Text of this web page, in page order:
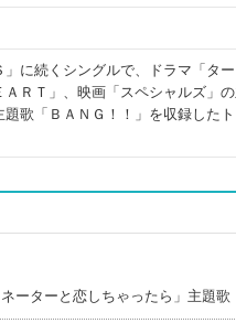
に続くシングルで、ドラマ「タ
ＲＴ」、映画「スペシャルズ」の
歌「ＢＡＮＧ！！」を収録した
ターと恋しちゃったら」主題歌